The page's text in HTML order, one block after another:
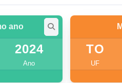
ano
2024
Ano
TO
UF